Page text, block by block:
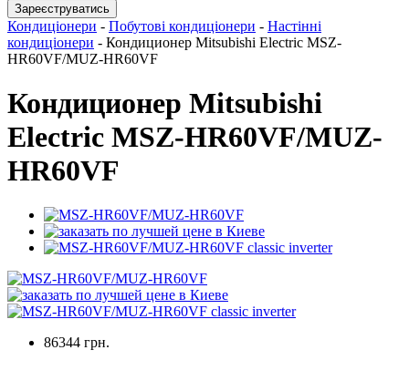
Зареєструватись
Кондиціонери - Побутові кондиціонери - Настінні
кондиціонери - Кондиционер Mitsubishi Electric MSZ-
HR60VF/MUZ-HR60VF
Кондиционер Mitsubishi
Electric MSZ-HR60VF/MUZ-
HR60VF
86344 грн.